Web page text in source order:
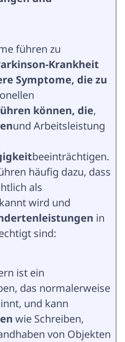
führen zu
Krankheit
Symptome, die zu
können, die,
und Arbeitsleistung
beeinträchtigen.
häufig dazu, dass
als
wird und
in
sind:
ist ein
das normalerweise
und kann
wie Schreiben,
von Objekten